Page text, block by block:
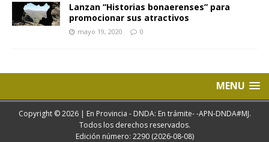
Lanzan “Historias bonaerenses” para
promocionar sus atractivos
mayo 19, 2020 0
MENU
Copyright © 2026 | En Provincia - DNDA: En trámite- -APN-DNDA#MJ.
Todos los derechos reservados.
Edición número: 2290 (2026-08-08)